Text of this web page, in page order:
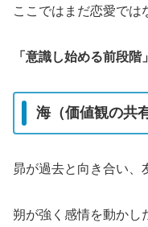
ここではまだ恋愛では
「意識し始める前段階」
海（価値観の共有
昴が過去と向き合い、
朔が強く感情を動かし